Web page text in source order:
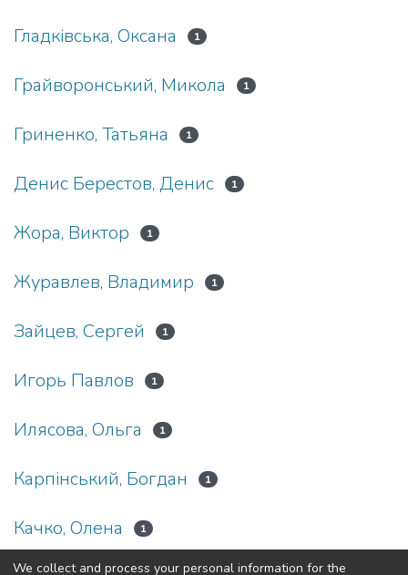
Гладківська, Оксана 1
Грайворонський, Микола 1
Гриненко, Татьяна 1
Денис Берестов, Денис 1
Жора, Виктор 1
Журавлев, Владимир 1
Зайцев, Сергей 1
Игорь Павлов 1
Илясова, Ольга 1
Карпінський, Богдан 1
Качко, Олена 1
We collect and process your personal information for the